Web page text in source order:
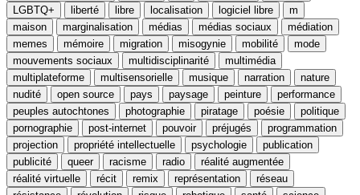
LGBTQ+
liberté libre localisation logiciel libre
m
maison
marginalisation médias médias sociaux
médiation
memes
mémoire migration misogynie mobilité
mode
mouvements sociaux
multidisciplinarité
multimédia
multiplateforme
multisensorielle musique narration
nature
nudité
open source pays paysage peinture
performance
peuples autochtones
photographie piratage poésie
politique
pornographie
post-internet pouvoir préjugés
programmation
projection
propriété intellectuelle psychologie
publication
publicité
queer racisme radio
réalité augmentée
réalité virtuelle
récit remix représentation
réseau